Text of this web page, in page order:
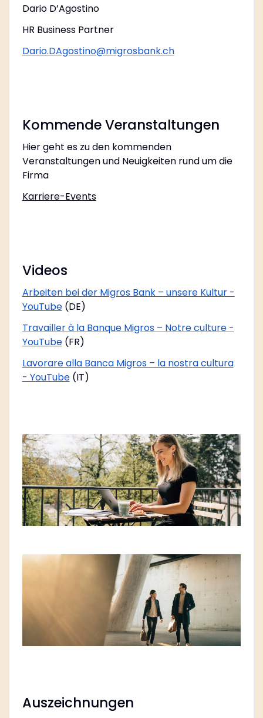
Dario D’Agostino
HR Business Partner
Dario.DAgostino@migrosbank.ch
Kommende Veranstaltungen
Hier geht es zu den kommenden
Veranstaltungen und Neuigkeiten rund um die
Firma
Karriere-Events
Videos
Arbeiten bei der Migros Bank – unsere Kultur -
YouTube(DE)
Travailler à la Banque Migros – Notre culture -
YouTube(FR)
Lavorare alla Banca Migros – la nostra cultura
- YouTube(IT)
Auszeichnungen